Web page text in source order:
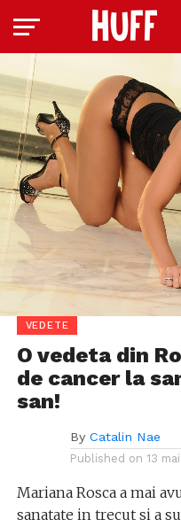
VEDETE
O vedeta din
de cancer la
san!
By Catalin Nae
Published on 13
Mariana Rosca a mai
sanatate in trecut si a